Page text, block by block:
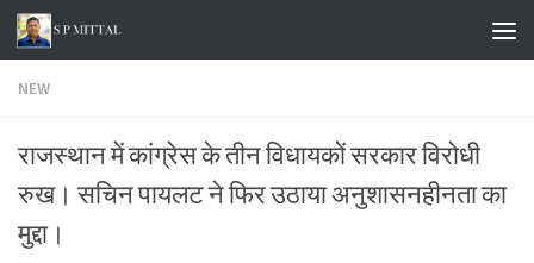
Skip to content
NEW
राजस्थान में कांग्रेस के तीन विधायकों सरकार विरोधी
रुख। सचिन पायलट ने फिर उठाया अनुशासनहीनता का
मुद्दा।